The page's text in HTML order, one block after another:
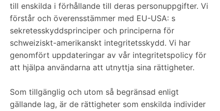
till enskilda i förhållande till deras personuppgifter. Vi
förstår och överensstämmer med EU-USA: s
sekretesskyddsprinciper och principerna för
schweiziskt-amerikanskt integritetsskydd. Vi har
genomfört uppdateringar av vår integritetspolicy för
att hjälpa användarna att utnyttja sina rättigheter.
Som tillgänglig och utom så begränsad enligt
gällande lag, är de rättigheter som enskilda individer